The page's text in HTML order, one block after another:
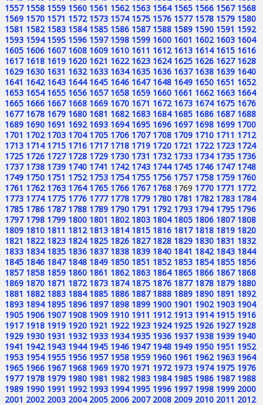
1557 1558 1559 1560 1561 1562 1563 1564 1565 1566 1567 1568
1569 1570 1571 1572 1573 1574 1575 1576 1577 1578 1579 1580
1581 1582 1583 1584 1585 1586 1587 1588 1589 1590 1591 1592
1593 1594 1595 1596 1597 1598 1599 1600 1601 1602 1603 1604
1605 1606 1607 1608 1609 1610 1611 1612 1613 1614 1615 1616
1617 1618 1619 1620 1621 1622 1623 1624 1625 1626 1627 1628
1629 1630 1631 1632 1633 1634 1635 1636 1637 1638 1639 1640
1641 1642 1643 1644 1645 1646 1647 1648 1649 1650 1651 1652
1653 1654 1655 1656 1657 1658 1659 1660 1661 1662 1663 1664
1665 1666 1667 1668 1669 1670 1671 1672 1673 1674 1675 1676
1677 1678 1679 1680 1681 1682 1683 1684 1685 1686 1687 1688
1689 1690 1691 1692 1693 1694 1695 1696 1697 1698 1699 1700
1701 1702 1703 1704 1705 1706 1707 1708 1709 1710 1711 1712
1713 1714 1715 1716 1717 1718 1719 1720 1721 1722 1723 1724
1725 1726 1727 1728 1729 1730 1731 1732 1733 1734 1735 1736
1737 1738 1739 1740 1741 1742 1743 1744 1745 1746 1747 1748
1749 1750 1751 1752 1753 1754 1755 1756 1757 1758 1759 1760
1761 1762 1763 1764 1765 1766 1767 1768 1769 1770 1771 1772
1773 1774 1775 1776 1777 1778 1779 1780 1781 1782 1783 1784
1785 1786 1787 1788 1789 1790 1791 1792 1793 1794 1795 1796
1797 1798 1799 1800 1801 1802 1803 1804 1805 1806 1807 1808
1809 1810 1811 1812 1813 1814 1815 1816 1817 1818 1819 1820
1821 1822 1823 1824 1825 1826 1827 1828 1829 1830 1831 1832
1833 1834 1835 1836 1837 1838 1839 1840 1841 1842 1843 1844
1845 1846 1847 1848 1849 1850 1851 1852 1853 1854 1855 1856
1857 1858 1859 1860 1861 1862 1863 1864 1865 1866 1867 1868
1869 1870 1871 1872 1873 1874 1875 1876 1877 1878 1879 1880
1881 1882 1883 1884 1885 1886 1887 1888 1889 1890 1891 1892
1893 1894 1895 1896 1897 1898 1899 1900 1901 1902 1903 1904
1905 1906 1907 1908 1909 1910 1911 1912 1913 1914 1915 1916
1917 1918 1919 1920 1921 1922 1923 1924 1925 1926 1927 1928
1929 1930 1931 1932 1933 1934 1935 1936 1937 1938 1939 1940
1941 1942 1943 1944 1945 1946 1947 1948 1949 1950 1951 1952
1953 1954 1955 1956 1957 1958 1959 1960 1961 1962 1963 1964
1965 1966 1967 1968 1969 1970 1971 1972 1973 1974 1975 1976
1977 1978 1979 1980 1981 1982 1983 1984 1985 1986 1987 1988
1989 1990 1991 1992 1993 1994 1995 1996 1997 1998 1999 2000
2001 2002 2003 2004 2005 2006 2007 2008 2009 2010 2011 2012